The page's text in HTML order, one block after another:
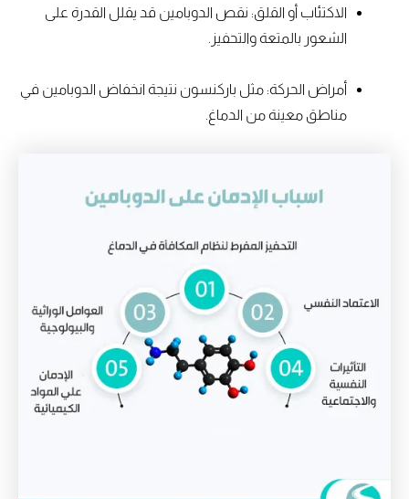
الاكتئاب أو القلق: نقص الدوبامين قد يقلل القدرة على
الشعور بالمتعة والتحفيز.
أمراض الحركة: مثل باركنسون نتيجة انخفاض الدوبامين في
مناطق معينة من الدماغ.